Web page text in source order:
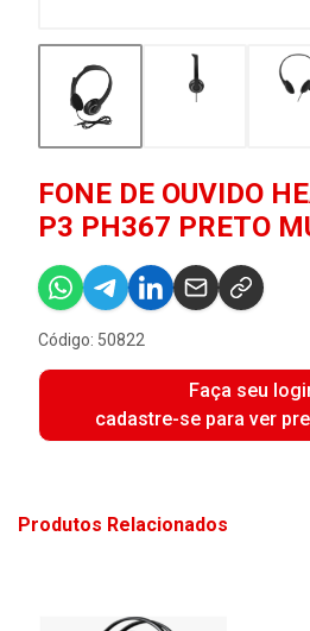
FONE DE OUVIDO
P3 PH367 PRETO
Código: 50822
Faça seu
cadastre-se para ver
Produtos Relacionados